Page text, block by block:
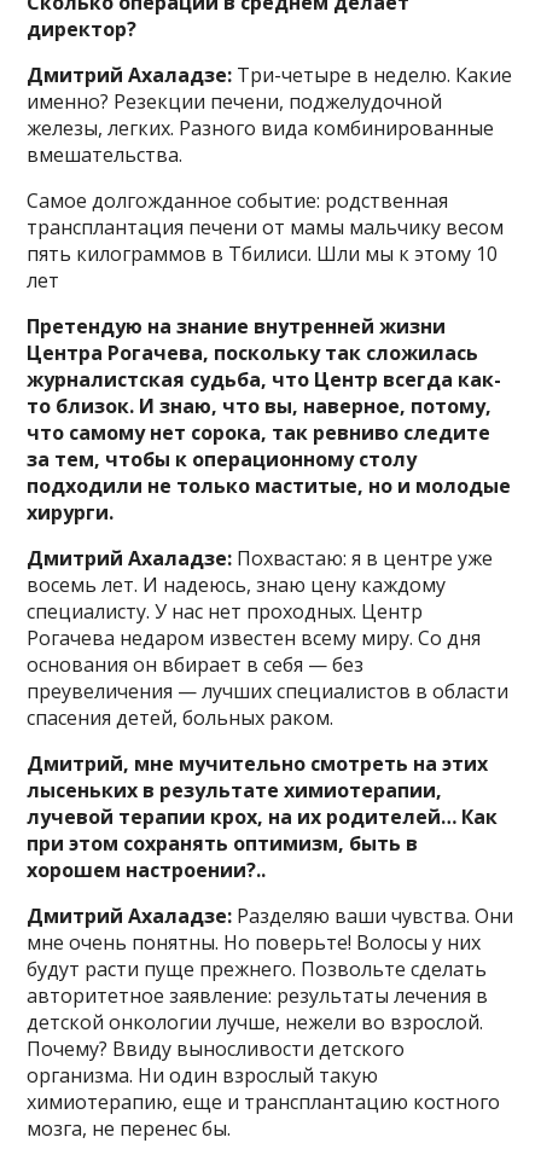
директор?
Дмитрий Ахаладзе: Три-четыре в неделю. Какие
именно? Резекции печени, поджелудочной
железы, легких. Разного вида комбинированные
вмешательства.
Самое долгожданное событие: родственная
трансплантация печени от мамы мальчику весом
пять килограммов в Тбилиси. Шли мы к этому 10
лет
Претендую на знание внутренней жизни
Центра Рогачева, поскольку так сложилась
журналистская судьба, что Центр всегда как-
то близок. И знаю, что вы, наверное, потому,
что самому нет сорока, так ревниво следите
за тем, чтобы к операционному столу
подходили не только маститые, но и молодые
хирурги.
Дмитрий Ахаладзе: Похвастаю: я в центре уже
восемь лет. И надеюсь, знаю цену каждому
специалисту. У нас нет проходных. Центр
Рогачева недаром известен всему миру. Со дня
основания он вбирает в себя — без
преувеличения — лучших специалистов в области
спасения детей, больных раком.
Дмитрий, мне мучительно смотреть на этих
лысеньких в результате химиотерапии,
лучевой терапии крох, на их родителей… Как
при этом сохранять оптимизм, быть в
хорошем настроении?..
Дмитрий Ахаладзе: Разделяю ваши чувства. Они
мне очень понятны. Но поверьте! Волосы у них
будут расти пуще прежнего. Позвольте сделать
авторитетное заявление: результаты лечения в
детской онкологии лучше, нежели во взрослой.
Почему? Ввиду выносливости детского
организма. Ни один взрослый такую
химиотерапию, еще и трансплантацию костного
мозга, не перенес бы.